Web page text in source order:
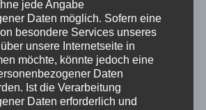
hat den Freispruch im Ergebnis
hatten auf ihren Kutten mit dem
gestalteten „Bandidos“-Schriftzug und dem
Kennzeichen auch des verbotenen
angebracht. Darin allein liegt indes, wie
bereits in ähnlicher Konstellation zu §
jede Angabe
Daten möglich. Sofern eine
besondere Services unseres
unsere Internetseite in
möchte, könnte jedoch eine
Daten
Ist die Verarbeitung
Daten erforderlich und